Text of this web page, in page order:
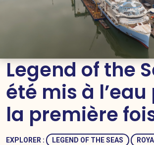
Legend of the
été mis à l’eau
la première
EXPLORER : LEGEND OF THE SEAS